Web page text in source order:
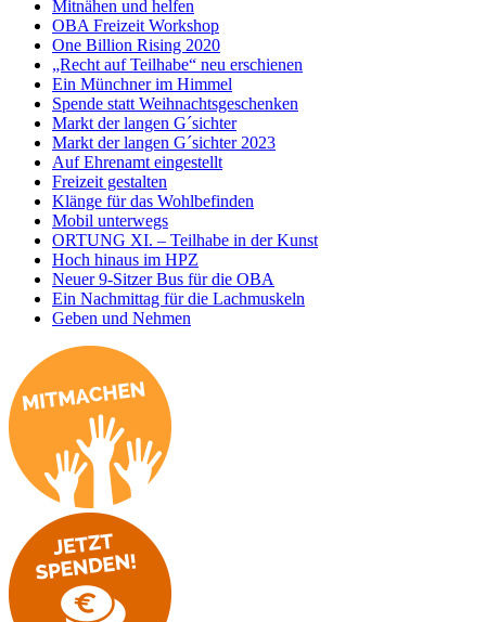
Mitnähen und helfen
OBA Freizeit Workshop
One Billion Rising 2020
„Recht auf Teilhabe“ neu erschienen
Ein Münchner im Himmel
Spende statt Weihnachtsgeschenken
Markt der langen G´sichter
Markt der langen G´sichter 2023
Auf Ehrenamt eingestellt
Freizeit gestalten
Klänge für das Wohlbefinden
Mobil unterwegs
ORTUNG XI. – Teilhabe in der Kunst
Hoch hinaus im HPZ
Neuer 9-Sitzer Bus für die OBA
Ein Nachmittag für die Lachmuskeln
Geben und Nehmen